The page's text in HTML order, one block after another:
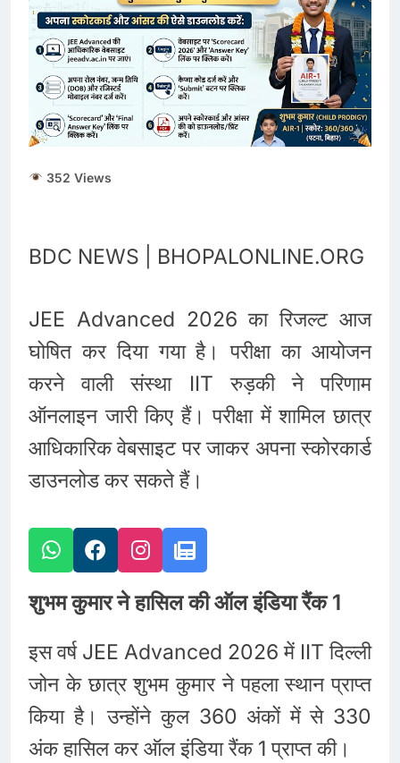
ताजा भाव
भारतीय शेयर बाजार में
सकारात्मक शुरुआत, सेंसेक्स-
निफ्टी हरे निशान पर खुले;
क्रूड ऑयल में नरमी
August 6, 2026
6 अगस्त 2026 पंचांग, मूलांक
और राशिफल: जानिए आज का
दिन आपके लिए कैसा रहेगा
August 6, 2026
352 Views
BDC NEWS | BHOPALONLINE.ORG
JEE Advanced 2026 का रिजल्ट आज
घोषित कर दिया गया है। परीक्षा का आयोजन
करने वाली संस्था IIT रुड़की ने परिणाम
ऑनलाइन जारी किए हैं। परीक्षा में शामिल छात्र
आधिकारिक वेबसाइट पर जाकर अपना स्कोरकार्ड
डाउनलोड कर सकते हैं।
शुभम कुमार ने हासिल की ऑल इंडिया रैंक 1
इस वर्ष JEE Advanced 2026 में IIT दिल्ली
जोन के छात्र शुभम कुमार ने पहला स्थान प्राप्त
किया है। उन्होंने कुल 360 अंकों में से 330
अंक हासिल कर ऑल इंडिया रैंक 1 प्राप्त की।